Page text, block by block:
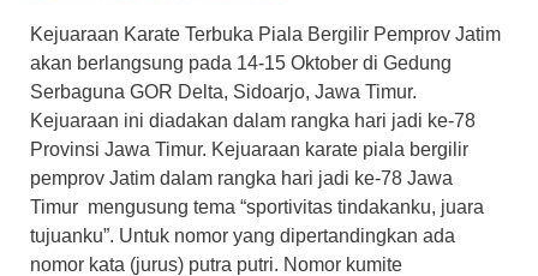
Kejuaraan Karate Terbuka Piala Bergilir Pemprov Jatim
akan berlangsung pada 14-15 Oktober di Gedung
Serbaguna GOR Delta, Sidoarjo, Jawa Timur.
Kejuaraan ini diadakan dalam rangka hari jadi ke-78
Provinsi Jawa Timur. Kejuaraan karate piala bergilir
pemprov Jatim dalam rangka hari jadi ke-78 Jawa
Timur mengusung tema “sportivitas tindakanku, juara
tujuanku”. Untuk nomor yang dipertandingkan ada
nomor kata (jurus) putra putri. Nomor kumite